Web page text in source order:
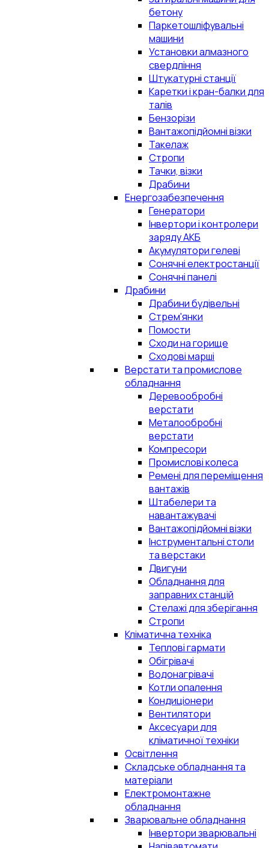
бетону
Паркетошліфувальні
машини
Установки алмазного
свердління
Штукатурні станції
Каретки і кран-балки для
талів
Бензорізи
Вантажопідйомні візки
Такелаж
Стропи
Тачки, візки
Драбини
Енергозабезпечення
Генератори
Інвертори і контролери
заряду АКБ
Акумулятори гелеві
Сонячні електростанції
Сонячні панелі
Драбини
Драбини будівельні
Стрем'янки
Помости
Сходи на горище
Сходові марші
Верстати та промислове
обладнання
Деревообробні
верстати
Металообробні
верстати
Компресори
Промислові колеса
Ремені для переміщення
вантажів
Штабелери та
навантажувачі
Вантажопідйомні візки
Інструментальні столи
та верстаки
Двигуни
Обладнання для
заправних станцій
Стелажі для зберігання
Стропи
Кліматична техніка
Теплові гармати
Обігрівачі
Водонагрівачі
Котли опалення
Кондиціонери
Вентилятори
Аксесуари для
кліматичної техніки
Освітлення
Складське обладнання та
матеріали
Електромонтажне
обладнання
Зварювальне обладнання
Інвертори зварювальні